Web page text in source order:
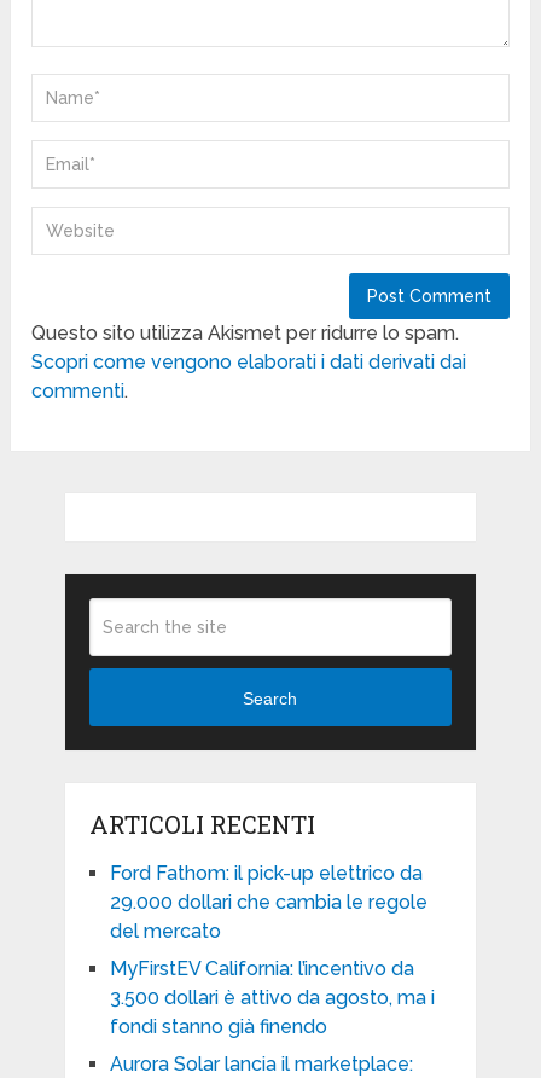
Questo sito utilizza Akismet per ridurre lo spam.
Scopri come vengono elaborati i dati derivati dai
commenti.
Search
ARTICOLI RECENTI
Ford Fathom: il pick-up elettrico da
29.000 dollari che cambia le regole
del mercato
MyFirstEV California: l’incentivo da
3.500 dollari è attivo da agosto, ma i
fondi stanno già finendo
Aurora Solar lancia il marketplace: